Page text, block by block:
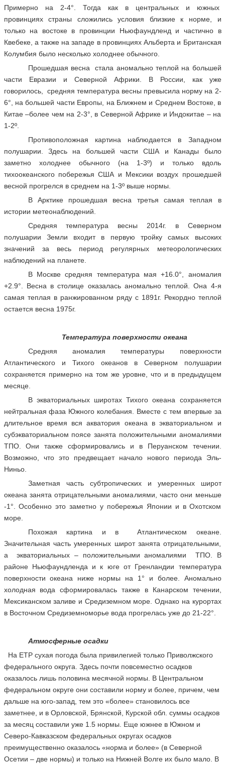
Примерно на 2-4°. Тогда как в центральных и южных
провинциях страны сложились условия близкие к норме, и
только на востоке в провинции Ньюфаундленд и частично в
Квебеке, а также на западе в провинциях Альберта и Британская
Колумбия было несколько холоднее обычного.
Прошедшая весна стала аномально теплой на большей
части Евразии и Северной Африки. В России, как уже
говорилось, средняя температура весны превысила норму на 2-
6°, на большей части Европы, на Ближнем и Среднем Востоке, в
Китае –более чем на 2-3°, в Северной Африке и Индокитае – на
1-2º.
Противоположная картина наблюдается в Западном
полушарии. Здесь на большей части США и Канады было
заметно холоднее обычного (на 1-3º) и только вдоль
тихоокеанского побережья США и Мексики воздух прошедшей
весной прогрелся в среднем на 1-3º выше нормы.
В Арктике прошедшая весна третья самая теплая в
истории метеонаблюдений.
Средняя температура весны 2014г. в Северном
полушарии Земли входит в первую тройку самых высоких
значений за весь период регулярных метеорологических
наблюдений на планете.
В Москве средняя температура мая +16.0°, аномалия
+2.9°. Весна в столице оказалась аномально теплой. Она 4-я
самая теплая в ранжированном ряду с 1891г. Рекордно теплой
остается весна 1975г.
Температура поверхности океана
Средняя аномалия температуры поверхности
Атлантического и Тихого океанов в Северном полушарии
сохраняется примерно на том же уровне, что и в предыдущем
месяце.
В экваториальных широтах Тихого океана сохраняется
нейтральная фаза Южного колебания. Вместе с тем впервые за
длительное время вся акватория океана в экваториальном и
субэкваториальном поясе занята положительными аномалиями
ТПО. Они также сформировались и в Перуанском течении.
Возможно, что это предвещает начало нового периода Эль-
Ниньо.
Заметная часть субтропических и умеренных широт
океана занята отрицательными аномалиями, часто они меньше
-1°. Особенно это заметно у побережья Японии и в Охотском
море.
Похожая картина и в Атлантическом океане.
Значительная часть умеренных широт занята отрицательными,
а экваториальных – положительными аномалиями ТПО. В
районе Ньюфаундленда и к юге от Гренландии температура
поверхности океана ниже нормы на 1° и более. Аномально
холодная вода сформировалась также в Канарском течении,
Мексиканском заливе и Средиземном море. Однако на курортах
в Восточном Средиземноморье вода прогрелась уже до 21-22°.
Атмосферные осадки
На ЕТР сухая погода была привилегией только Приволжского
федерального округа. Здесь почти повсеместно осадков
оказалось лишь половина месячной нормы. В Центральном
федеральном округе они составили норму и более, причем, чем
дальше на юго-запад, тем это «более» становилось все
заметнее, и в Орловской, Брянской, Курской обл. суммы осадков
за месяц составили уже 1.5 нормы. Еще южнее в Южном и
Северо-Кавказском федеральных округах осадков
преимущественно оказалось «норма и более» (в Северной
Осетии – две нормы) и только на Нижней Волге их было мало. В